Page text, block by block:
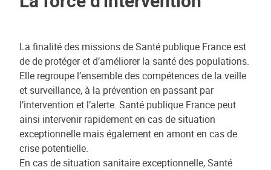
La finalité des missions de Santé publique France est
de de protéger et d’améliorer la santé des populations.
Elle regroupe l’ensemble des compétences de la veille
et surveillance, à la prévention en passant par
l’intervention et l’alerte. Santé publique France peut
ainsi intervenir rapidement en cas de situation
exceptionnelle mais également en amont en cas de
crise potentielle.
En cas de situation sanitaire exceptionnelle, Santé